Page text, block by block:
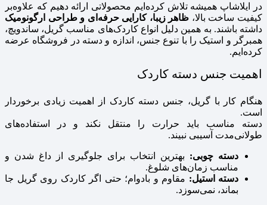
در ایلاشاپ همیشه تلاش کرده‌ایم محصولاتی ارائه دهیم که علاوه‌بر
کیفیت ساخت بالا، ظاهر زیبا، کارایی حرفه‌ای و طراحی ارگونومیک
داشته باشند. به همین دلیل انواع کاردک‌های مناسب گریل، ساندویچ،
همبرگر و استیک را با تنوع جنس، اندازه و دسته در فروشگاه عرضه
کرده‌ایم.
اهمیت جنس دسته کاردک
هنگام کار با گریل، جنس دسته کاردک از اهمیت زیادی برخوردار
است.
دسته مناسب باید حرارت را منتقل نکند و در استفاده‌های
طولانی‌مدت آسیبی نبیند.
دسته چوبی: بهترین انتخاب برای جلوگیری از داغ شدن و
مناسب زمان‌های شلوغ.
دسته استیل: مقاوم و بادوام؛ حتی اگر کاردک روی گریل جا
بماند، نمی‌سوزد.